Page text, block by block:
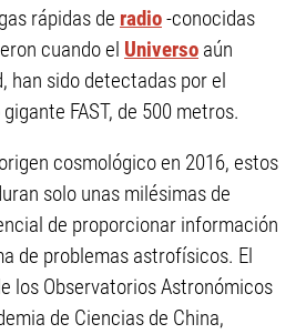
rápidas de radio-conocidas
cuando el Universo aún
han sido detectadas por el
FAST, de 500 metros.
cosmológico en 2016, estos
solo unas milésimas de
de proporcionar información
de problemas astrofísicos. El
los Observatorios Astronómicos
de Ciencias de China,